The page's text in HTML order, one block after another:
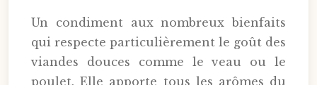
Un condiment aux nombreux bienfaits
qui respecte particulièrement le goût des
viandes douces comme le veau ou le
poulet. Elle apporte tous les arômes du